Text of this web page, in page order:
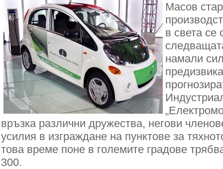
Масов
в света се
намали
връзка различни дружества, негови
усилия в изграждане на пунктове за
това време поне в големите градове
300.